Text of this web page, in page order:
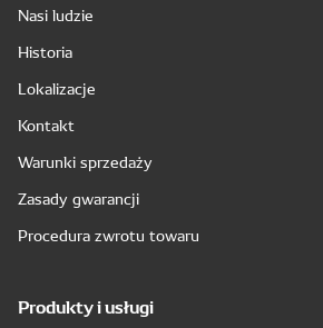
Nasi ludzie
Historia
Lokalizacje
Kontakt
Warunki sprzedaży
Zasady gwarancji
Procedura zwrotu towaru
Produkty i usługi